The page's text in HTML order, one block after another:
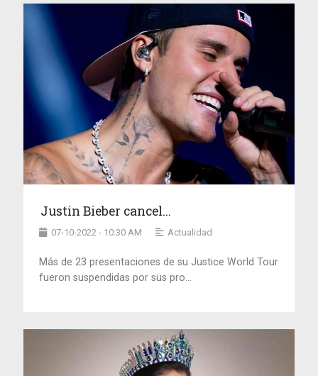
Justin Bieber cancel...
07-10-2022 - 10:30 AM Actualidad
Más de 23 presentaciones de su Justice World Tour
fueron suspendidas por sus pro...